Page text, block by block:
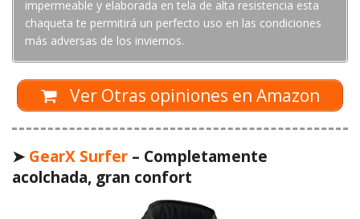
impermeable y elaborada en tela de alta resistencia esta
chaqueta te permitirá un perfecto uso en las condiciones
más adversas de los inviernos.
Ver Otras opiniones en Amazon
➤ GearX Surfer – Completamente
acolchada, gran confort